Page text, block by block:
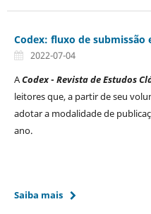
Codex: fluxo de submissão
2022-07-04
ACodex- Revista de Estudos
leitores que, a partir de seu
adotar a modalidade de
ano.
Saiba mais